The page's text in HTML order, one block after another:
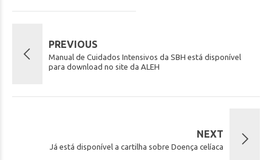
PREVIOUS
Manual de Cuidados Intensivos da SBH está disponível
para download no site da ALEH
NEXT
Já está disponível a cartilha sobre Doença celíaca